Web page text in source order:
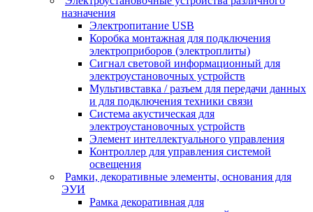
назначения
Электропитание USB
Коробка монтажная для подключения
электроприборов (электроплиты)
Сигнал световой информационный для
электроустановочных устройств
Мультивставка / разъем для передачи данных
и для подключения техники связи
Система акустическая для
электроустановочных устройств
Элемент интеллектуального управления
Контроллер для управления системой
освещения
Рамки, декоративные элементы, основания для
ЭУИ
Рамка декоративная для